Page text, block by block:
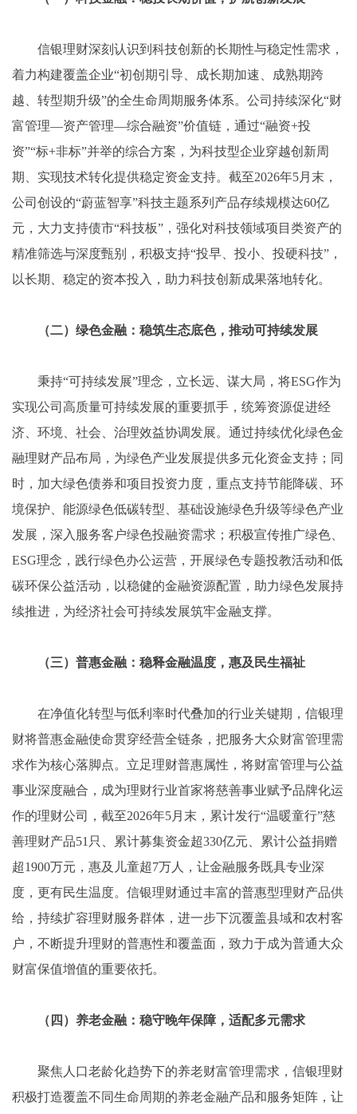
信银理财深刻认识到科技创新的长期性与稳定性需求，
着力构建覆盖企业“初创期引导、成长期加速、成熟期跨
越、转型期升级”的全生命周期服务体系。公司持续深化“财
富管理—资产管理—综合融资”价值链，通过“融资+投
资”“标+非标”并举的综合方案，为科技型企业穿越创新周
期、实现技术转化提供稳定资金支持。截至2026年5月末，
公司创设的“蔚蓝智享”科技主题系列产品存续规模达60亿
元，大力支持债市“科技板”，强化对科技领域项目类资产的
精准筛选与深度甄别，积极支持“投早、投小、投硬科技”，
以长期、稳定的资本投入，助力科技创新成果落地转化。
（二）绿色金融：稳筑生态底色，推动可持续发展
秉持“可持续发展”理念，立长远、谋大局，将ESG作为
实现公司高质量可持续发展的重要抓手，统筹资源促进经
济、环境、社会、治理效益协调发展。通过持续优化绿色金
融理财产品布局，为绿色产业发展提供多元化资金支持；同
时，加大绿色债券和项目投资力度，重点支持节能降碳、环
境保护、能源绿色低碳转型、基础设施绿色升级等绿色产业
发展，深入服务客户绿色投融资需求；积极宣传推广绿色、
ESG理念，践行绿色办公运营，开展绿色专题投教活动和低
碳环保公益活动，以稳健的金融资源配置，助力绿色发展持
续推进，为经济社会可持续发展筑牢金融支撑。
（三）普惠金融：稳释金融温度，惠及民生福祉
在净值化转型与低利率时代叠加的行业关键期，信银理
财将普惠金融使命贯穿经营全链条，把服务大众财富管理需
求作为核心落脚点。立足理财普惠属性，将财富管理与公益
事业深度融合，成为理财行业首家将慈善事业赋予品牌化运
作的理财公司，截至2026年5月末，累计发行“温暖童行”慈
善理财产品51只、累计募集资金超330亿元、累计公益捐赠
超1900万元，惠及儿童超7万人，让金融服务既具专业深
度，更有民生温度。信银理财通过丰富的普惠型理财产品供
给，持续扩容理财服务群体，进一步下沉覆盖县域和农村客
户，不断提升理财的普惠性和覆盖面，致力于成为普通大众
财富保值增值的重要依托。
（四）养老金融：稳守晚年保障，适配多元需求
聚焦人口老龄化趋势下的养老财富管理需求，信银理财
积极打造覆盖不同生命周期的养老金融产品和服务矩阵，让